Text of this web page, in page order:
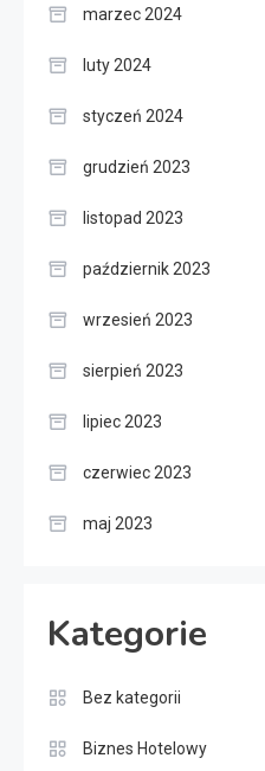
marzec 2024
luty 2024
styczeń 2024
grudzień 2023
listopad 2023
październik 2023
wrzesień 2023
sierpień 2023
lipiec 2023
czerwiec 2023
maj 2023
Kategorie
Bez kategorii
Biznes Hotelowy